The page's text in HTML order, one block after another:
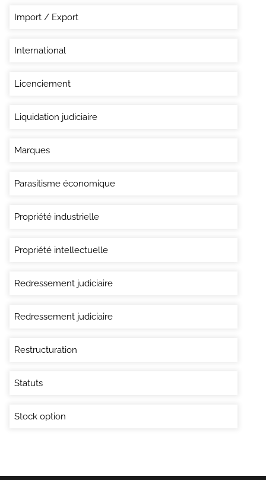
Import / Export
International
Licenciement
Liquidation judiciaire
Marques
Parasitisme économique
Propriété industrielle
Propriété intellectuelle
Redressement judiciaire
Redressement judiciaire
Restructuration
Statuts
Stock option